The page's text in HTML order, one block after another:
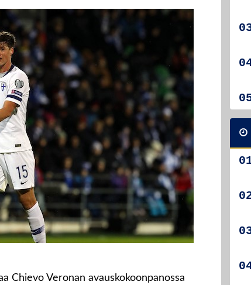
Chievo Veronan avauskokoonpanossa